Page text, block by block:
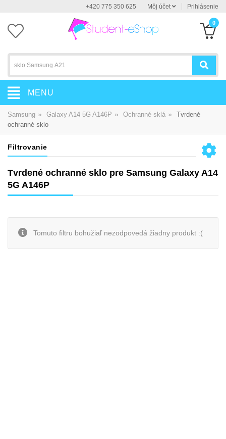
+420 775 350 625 Môj účet Prihlásenie
0
MENU
Samsung » Galaxy A14 5G A146P » Ochranné sklá »
Tvrdené
ochranné sklo
Filtrovanie
Tvrdené ochranné sklo pre Samsung Galaxy A14
5G A146P
Tomuto filtru bohužiaľ nezodpovedá žiadny produkt :(